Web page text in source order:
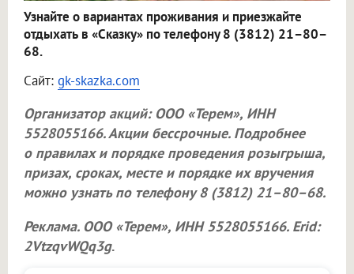
Узнайте о вариантах проживания и приезжайте
отдыхать в «Сказку» по телефону 8 (3812) 21–80–
68.
Сайт: gk-skazka.com
Организатор акций: ООО «Терем», ИНН
5528055166. Акции бессрочные. Подробнее
о правилах и порядке проведения розыгрыша,
призах, сроках, месте и порядке их вручения
можно узнать по телефону 8 (3812) 21–80–68.
Реклама. ООО «Терем», ИНН 5528055166. Erid:
2VtzqvWQq3g.